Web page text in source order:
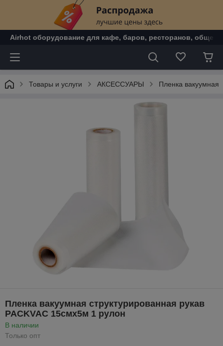
Airhot оборудование для кафе, баров, ресторанов,
Товары и услуги АКСЕССУАРЫ Пленка вакуумная
Пленка вакуумная структурированная рукав
PACKVAC 15смx5м 1 рулон
В наличии
Только опт